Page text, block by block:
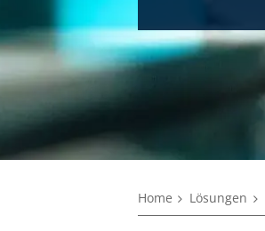
Home Lösungen